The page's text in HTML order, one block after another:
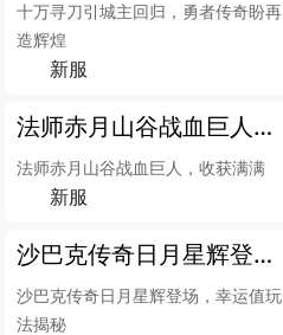
十万寻刀引城主回归，勇者传奇盼再
造辉煌
新服
法师赤月山谷战血巨人，收获满满
法师赤月山谷战血巨人，收获满满
新服
沙巴克传奇日月星辉登场，幸运值玩法揭秘
沙巴克传奇日月星辉登场，幸运值玩
法揭秘